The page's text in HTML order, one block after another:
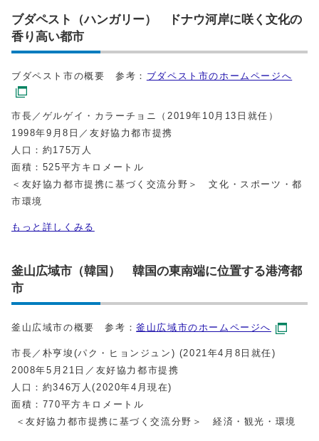
ブダペスト（ハンガリー） ドナウ河岸に咲く文化の
香り高い都市
ブダペスト市の概要 参考： ブダペスト市のホームページへ
市長／ゲルゲイ・カラーチョニ（2019年10月13日就任）
1998年9月8日／友好協力都市提携
人口：約175万人
面積：525平方キロメートル
＜友好協力都市提携に基づく交流分野＞ 文化・スポーツ・都
市環境
もっと詳しくみる
釜山広域市（韓国） 韓国の東南端に位置する港湾都
市
釜山広域市の概要 参考：釜山広域市のホームページへ
市長／朴亨埈(パク・ヒョンジュン) (2021年4月8日就任)
2008年5月21日／友好協力都市提携
人口：約346万人(2020年4月現在)
面積：770平方キロメートル
＜友好協力都市提携に基づく交流分野＞ 経済・観光・環境